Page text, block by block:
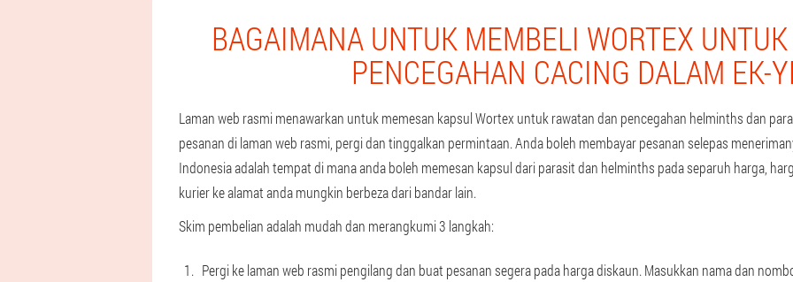
BAGAIMANA UNTUK MEMBELI WORTEX
PENCEGAHAN CACING DALAM EK-
Laman web rasmi menawarkan untuk memesan kapsul Wortex untuk rawatan dan pencegahan helminths dan
pesanan di laman web rasmi, pergi dan tinggalkan permintaan. Anda boleh membayar pesanan selepas
Indonesia adalah tempat di mana anda boleh memesan kapsul dari parasit dan helminths pada separuh harga,
kurier ke alamat anda mungkin berbeza dari bandar lain.
Skim pembelian adalah mudah dan merangkumi 3 langkah:
Pergi ke laman web rasmi pengilang dan buat pesanan segera pada harga diskaun. Masukkan nama dan